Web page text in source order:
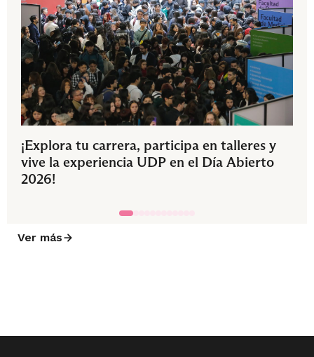
¡Explora tu carrera, participa en talleres y
vive la experiencia UDP en el Día Abierto
2026!
Ver más